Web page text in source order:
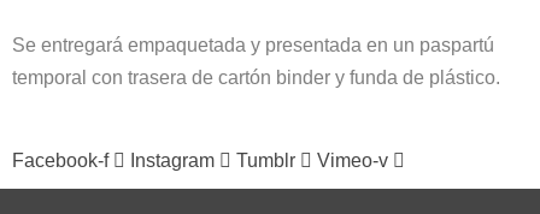
Se entregará empaquetada y presentada en un paspartú
temporal con trasera de cartón binder y funda de plástico.
Facebook-f Instagram Tumblr Vimeo-v